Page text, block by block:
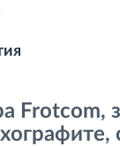
горивото
Frotcom,